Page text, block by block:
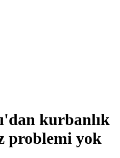
kurbanlık
problemi yok